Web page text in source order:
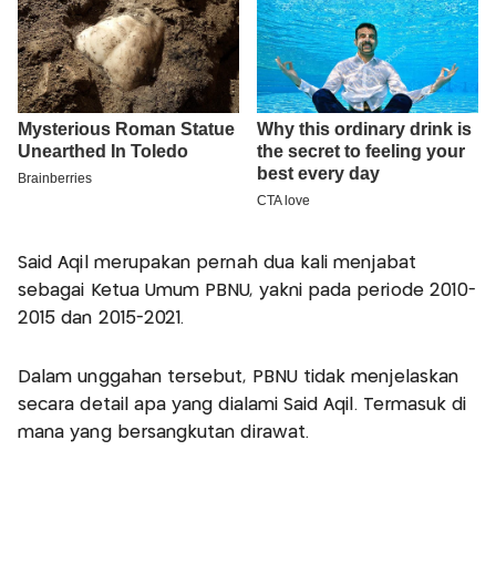
Said Aqil merupakan pernah dua kali menjabat
sebagai Ketua Umum PBNU, yakni pada periode 2010-
2015 dan 2015-2021.
Dalam unggahan tersebut, PBNU tidak menjelaskan
secara detail apa yang dialami Said Aqil. Termasuk di
mana yang bersangkutan dirawat.